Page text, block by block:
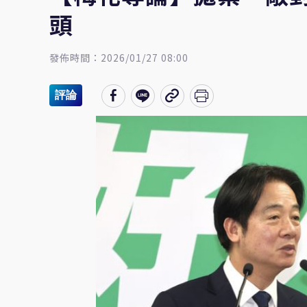
頭
發佈時間：2026/01/27 08:00
評論